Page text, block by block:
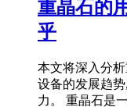
重晶石的
乎
本文将深入分
设备的发展趋
力。 重晶石是